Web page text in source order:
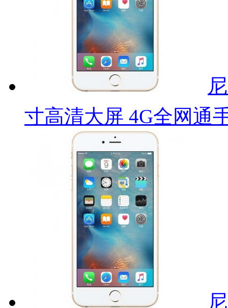
寸高清大屏 4G全网通